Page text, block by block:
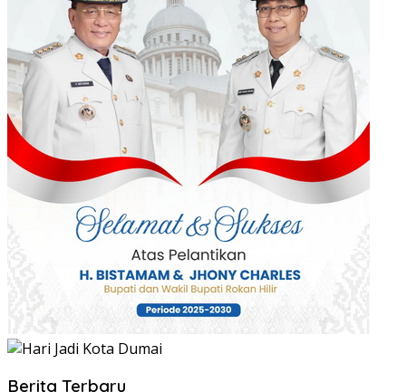
Berita Terbaru